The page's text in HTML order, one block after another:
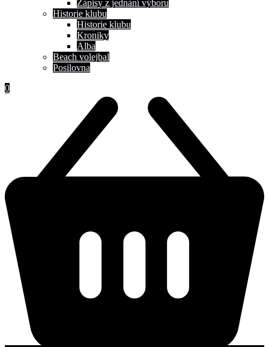
Zápisy z jednání výboru
Historie klubu
Historie klubu
Kroniky
Alba
Beach volejbal
Posilovna
0